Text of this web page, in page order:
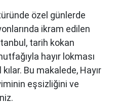
özel günlerde
ikram edilen
tarih kokan
hayır lokması
Bu makalede, Hayır
eşsizliğini ve